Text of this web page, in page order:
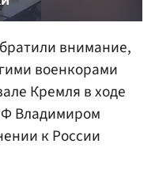
внимание,
военкорами
Кремля в ходе
Владимиром
к России